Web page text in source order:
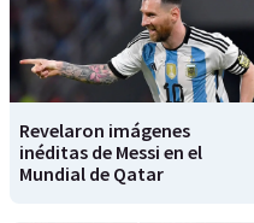
Revelaron imágenes
inéditas de Messi en el
Mundial de Qatar